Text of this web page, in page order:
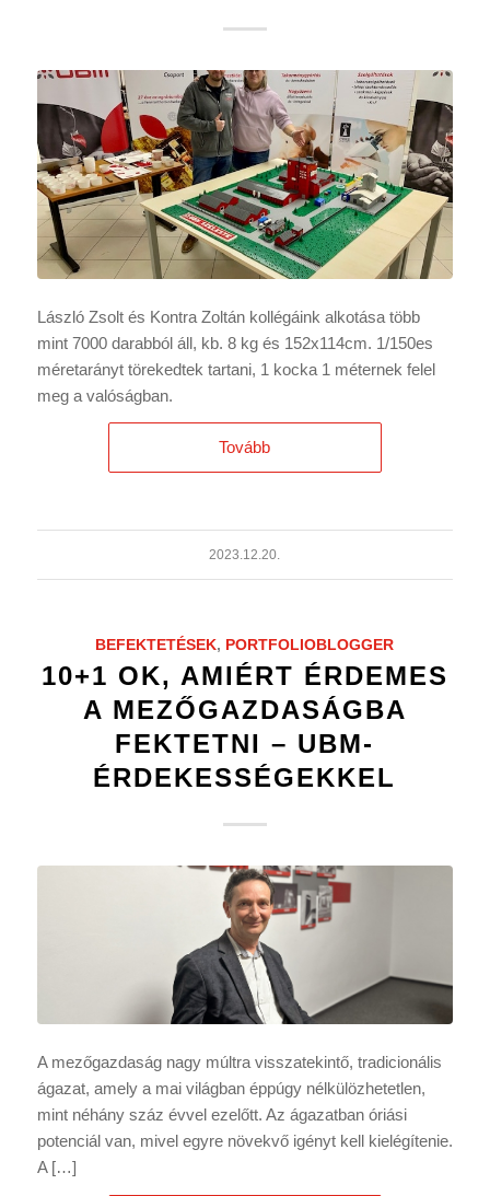
László Zsolt és Kontra Zoltán kollégáink alkotása több
mint 7000 darabból áll, kb. 8 kg és 152x114cm. 1/150es
méretarányt törekedtek tartani, 1 kocka 1 méternek felel
meg a valóságban.
Tovább
2023.12.20.
BEFEKTETÉSEK, PORTFOLIOBLOGGER
10+1 OK, AMIÉRT ÉRDEMES
A MEZŐGAZDASÁGBA
FEKTETNI – UBM-
ÉRDEKESSÉGEKKEL
A mezőgazdaság nagy múltra visszatekintő, tradicionális
ágazat, amely a mai világban éppúgy nélkülözhetetlen,
mint néhány száz évvel ezelőtt. Az ágazatban óriási
potenciál van, mivel egyre növekvő igényt kell kielégítenie.
A […]